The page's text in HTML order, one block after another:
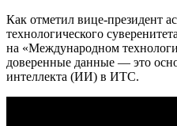
Как отметил вице-президент
технологического
на «Международном
доверенные данные — это
интеллекта (ИИ) в ИТС.